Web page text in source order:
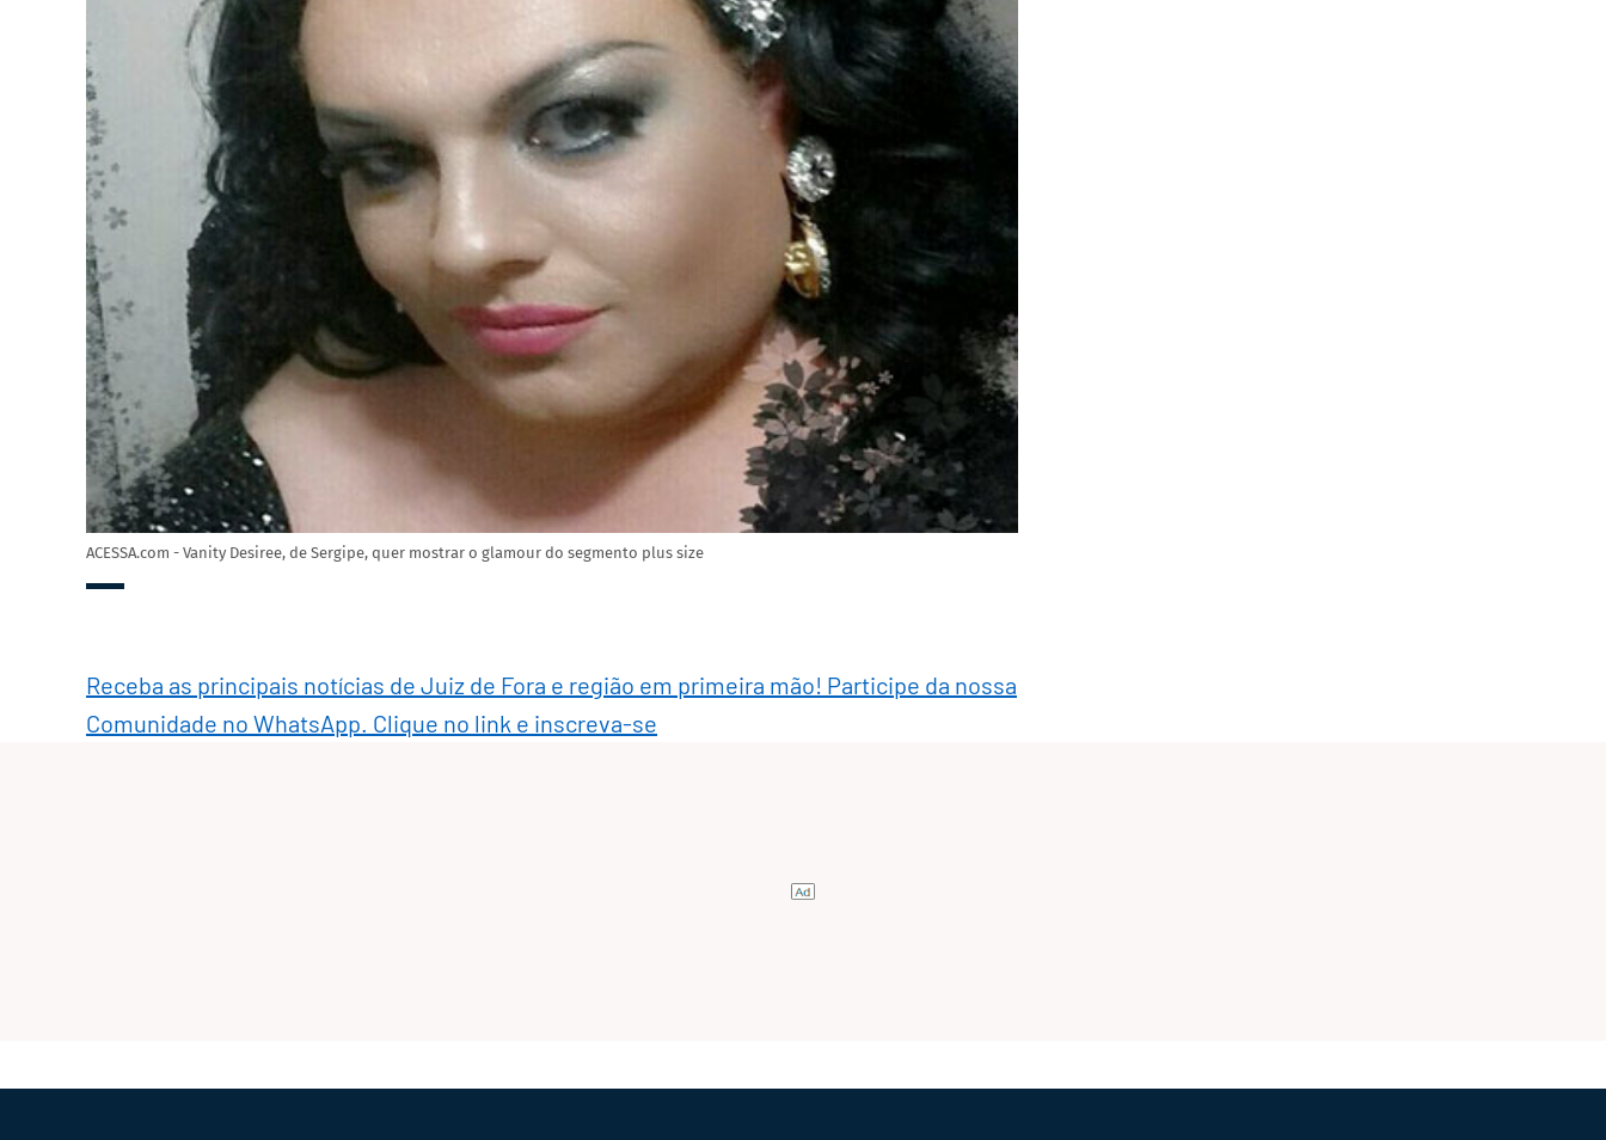
ACESSA.com - Vanity Desiree, de Sergipe, quer mostrar o glamour do segmento plus size
Receba as principais notícias de Juiz de Fora e região em primeira mão! Participe da nossa
Comunidade no WhatsApp. Clique no link e inscreva-se